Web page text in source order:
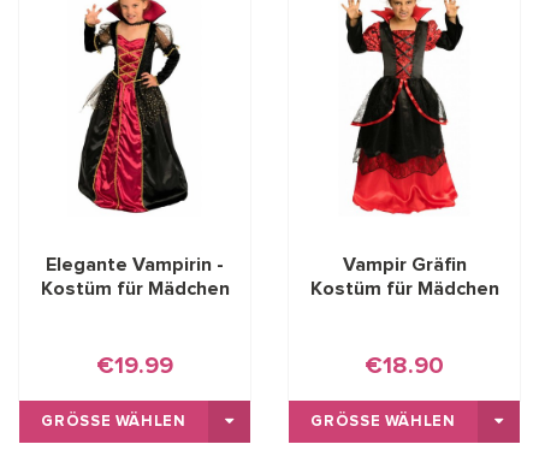
Elegante Vampirin -
Kostüm für Mädchen
€19.99
GRÖSSE WÄHLEN
Vampir Gräfin
Kostüm für Mädchen
€18.90
GRÖSSE WÄHLEN